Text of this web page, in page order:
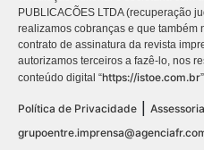
PUBLICACÕES LTDA (recuperação
realizamos cobranças e que também
contrato de assinatura da revista
autorizamos terceiros a fazê-lo, nos
conteúdo digital “https://istoe.com.br
Política de Privacidade